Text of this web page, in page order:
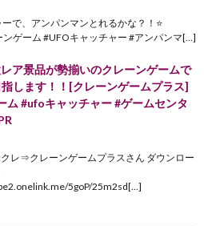
で、アンパンマンとれるかな？！⭐️
ゲーム #UFOキャッチャー #アンパンマ[…]
レア景品が勢揃いのクレーンゲームで
します！！[クレーンゲームプラス]
ム #ufoキャッチャー #ゲームセンタ
レ⇒クレーンゲームプラスさん ダウンロー
5goP/25m2sd[…]